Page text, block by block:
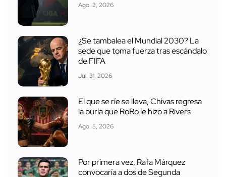
Ago. 2, 2026
¿Se tambalea el Mundial 2030? La
sede que toma fuerza tras escándalo
de FIFA
Jul. 31, 2026
El que se ríe se lleva, Chivas regresa
la burla que RoRo le hizo a Rivers
Ago. 5, 2026
Por primera vez, Rafa Márquez
convocaría a dos de Segunda